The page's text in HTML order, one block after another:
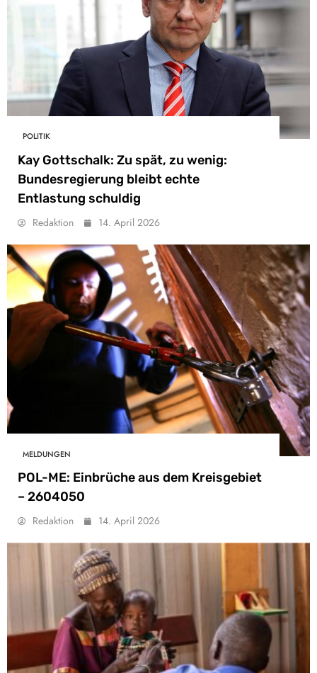
POLITIK
Kay Gottschalk: Zu spät, zu wenig:
Bundesregierung bleibt echte
Entlastung schuldig
Redaktion 14. April 2026
MELDUNGEN
POL-ME: Einbrüche aus dem Kreisgebiet
– 2604050
Redaktion 14. April 2026